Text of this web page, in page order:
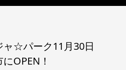
ャ☆パーク11月30日
OPEN！